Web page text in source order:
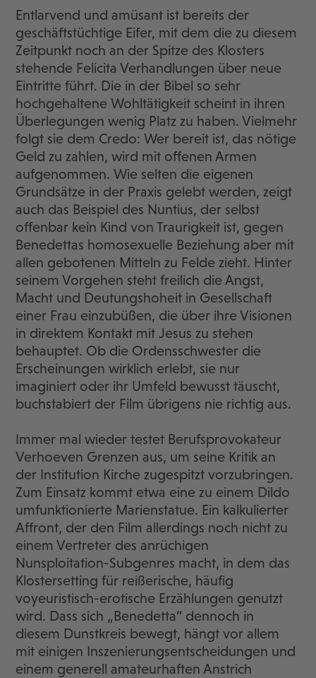
Entlarvend und amüsant ist bereits der
geschäftstüchtige Eifer, mit dem die zu diesem
Zeitpunkt noch an der Spitze des Klosters
stehende Felicita Verhandlungen über neue
Eintritte führt. Die in der Bibel so sehr
hochgehaltene Wohltätigkeit scheint in ihren
Überlegungen wenig Platz zu haben. Vielmehr
folgt sie dem Credo: Wer bereit ist, das nötige
Geld zu zahlen, wird mit offenen Armen
aufgenommen. Wie selten die eigenen
Grundsätze in der Praxis gelebt werden, zeigt
auch das Beispiel des Nuntius, der selbst
offenbar kein Kind von Traurigkeit ist, gegen
Benedettas homosexuelle Beziehung aber mit
allen gebotenen Mitteln zu Felde zieht. Hinter
seinem Vorgehen steht freilich die Angst,
Macht und Deutungshoheit in Gesellschaft
einer Frau einzubüßen, die über ihre Visionen
in direktem Kontakt mit Jesus zu stehen
behauptet. Ob die Ordensschwester die
Erscheinungen wirklich erlebt, sie nur
imaginiert oder ihr Umfeld bewusst täuscht,
buchstabiert der Film übrigens nie richtig aus.
Immer mal wieder testet Berufsprovokateur
Verhoeven Grenzen aus, um seine Kritik an
der Institution Kirche zugespitzt vorzubringen.
Zum Einsatz kommt etwa eine zu einem Dildo
umfunktionierte Marienstatue. Ein kalkulierter
Affront, der den Film allerdings noch nicht zu
einem Vertreter des anrüchigen
Nunsploitation-Subgenres macht, in dem das
Klostersetting für reißerische, häufig
voyeuristisch-erotische Erzählungen genutzt
wird. Dass sich „Benedetta“ dennoch in
diesem Dunstkreis bewegt, hängt vor allem
mit einigen Inszenierungsentscheidungen und
einem generell amateurhaften Anstrich